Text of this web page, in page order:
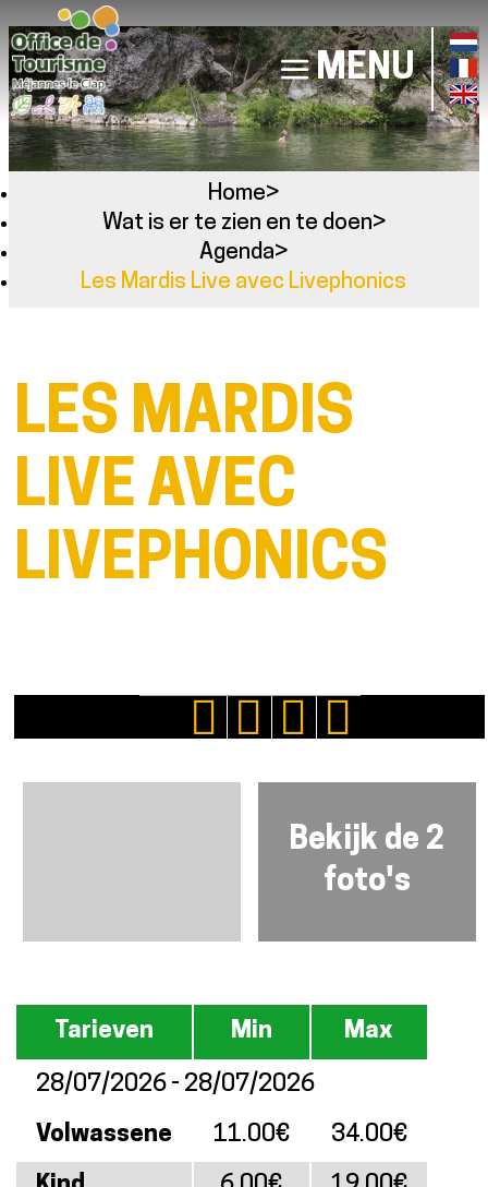
MENU
Home>
Wat is er te zien en te doen>
Agenda>
Les Mardis Live avec Livephonics
LES MARDIS
LIVE AVEC
LIVEPHONICS
Bekijk de 2
foto's
Tarieven
Tarieven Min Max
28/07/2026 - 28/07/2026
Volwassene
11.00€
34.00€